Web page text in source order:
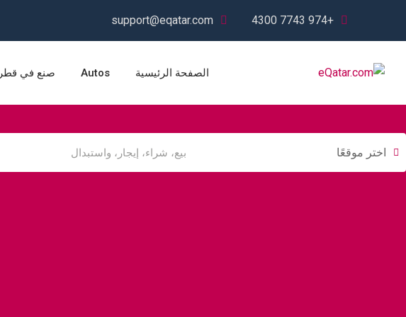
+974 7743 4300
support@eqatar.com
الصفحة الرئيسية Autos صنع في قطر
اختر موقعًا